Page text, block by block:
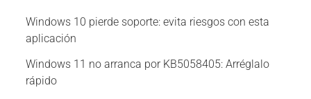
Windows 10 pierde soporte: evita riesgos con esta
aplicación
Windows 11 no arranca por KB5058405: Arréglalo
rápido